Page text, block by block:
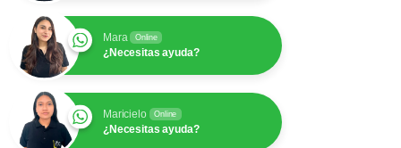
Mara Online
¿Necesitas ayuda?
Maricielo Online
¿Necesitas ayuda?